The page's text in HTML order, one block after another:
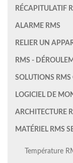
RÉCAPITULATIF
ALARME RMS
RELIER UN
RMS -
SOLUTIONS RMS
LOGICIEL DE
ARCHITECTURE
MATÉRIEL RMS
Température